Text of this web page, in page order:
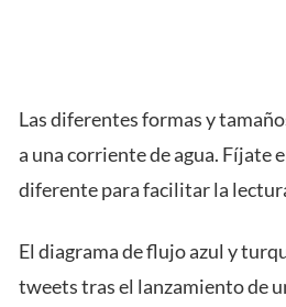
Las diferentes formas y
a una corriente de agua. Fíjate
diferente para facilitar la
El diagrama de flujo azul y
tweets tras el lanzamiento de